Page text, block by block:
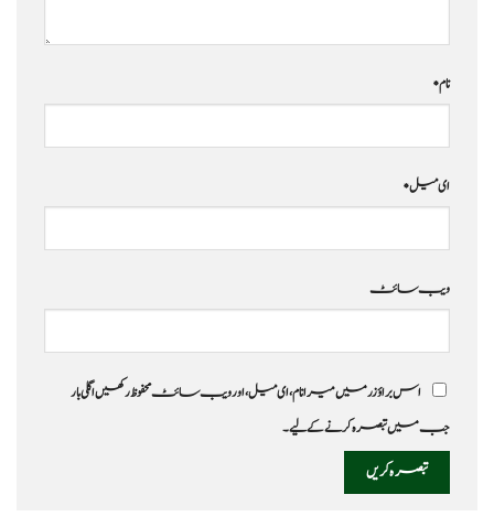
نام*
ای میل*
ویب‌ سائٹ
اس براؤزر میں میرا نام، ای میل، اور ویب سائٹ محفوظ رکھیں اگلی بار
جب میں تبصرہ کرنے کےلیے۔